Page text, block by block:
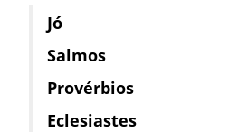
Jó
Salmos
Provérbios
Eclesiastes